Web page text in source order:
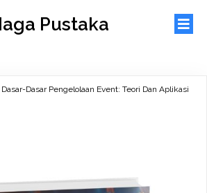
Pustaka
Dasar Pengelolaan Event: Teori Dan Aplikasi